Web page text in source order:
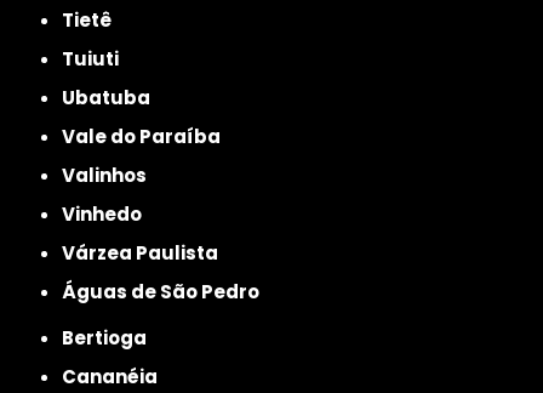
Tietê
Tuiuti
Ubatuba
Vale do Paraíba
Valinhos
Vinhedo
Várzea Paulista
Águas de São Pedro
Bertioga
Cananéia